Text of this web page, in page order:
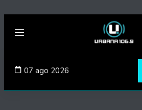
Menú
07 ago 2026